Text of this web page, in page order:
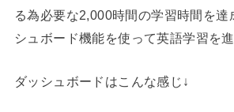
る為必要な2,000時間の学習時間を達
シュボード機能を使って英語学習を
ダッシュボードはこんな感じ↓